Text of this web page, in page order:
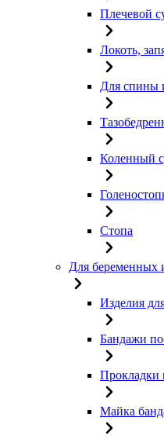
Плечевой
Локоть,
Для спины
Коленный
Стопа
Для беременных
Изделия
Бандажи
Прокладки
Майка